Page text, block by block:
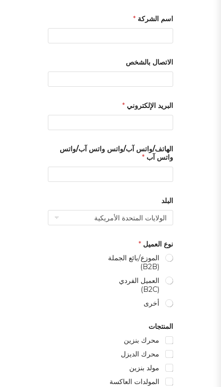
ل
ر
ا
ة
ا
م
ب
اسم الشركة *
الاتصال بالشخص
البريد الإلكتروني *
الهاتف/واتس آب/واتس واتس آب/واتس
واتس آب *
البلد
نوع العميل *
الموزع/بائع الجملة
(B2B)
العميل الفردي
(B2C)
أخرى
المنتجات
محرك بنزين
محرك الديزل
مولد بنزين
المولدات العاكسة